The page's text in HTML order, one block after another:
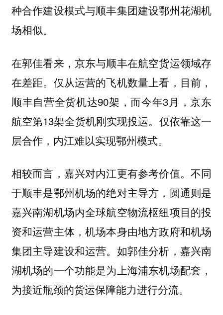
种合作建设模式与顺丰集团建设鄂州花湖机
场相似。
在郭佳看来，京东与顺丰在航空货运领域存
在差距。仅从运营的飞机数量上看，目前，
顺丰自营全货机达90架，而今年3月，京东
航空第13架全货机刚实现投运。仅依靠这一
层合作，内江难以实现鄂州模式。
相较而言，嘉兴对内江更有参考价值。不同
于顺丰是鄂州机场的绝对主导方，圆通则是
嘉兴南湖机场内全球航空物流枢纽项目的投
资和运营主体，机场本身由地方政府和机场
集团主导建设和运营。如郭佳分析，嘉兴南
湖机场的一个功能是为上海浦东机场配套，
为接近瓶颈的货运保障能力进行分流。